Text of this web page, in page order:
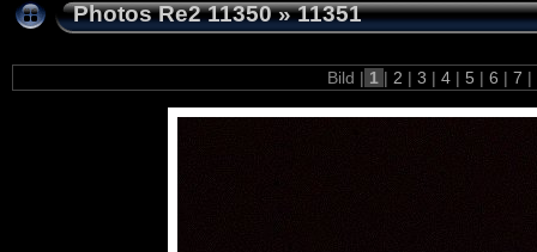
Photos Re2 11350»11351
Bild | 1 | 2 | 3 | 4 | 5 | 6 | 7 |